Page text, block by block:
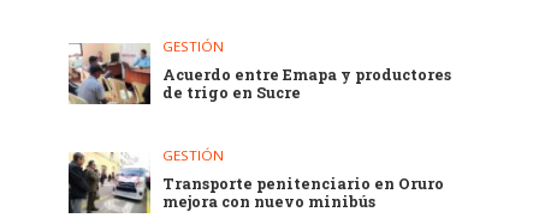
GESTIÓN
Acuerdo entre Emapa y productores
de trigo en Sucre
GESTIÓN
Transporte penitenciario en Oruro
mejora con nuevo minibús